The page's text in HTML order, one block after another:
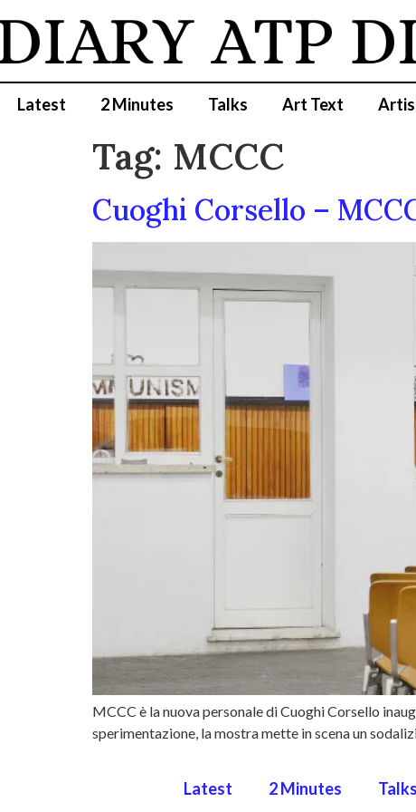
ATP
Latest 2 Minutes Talks Art Text
Tag: MCCC
Cuoghi Corsello –
MCCC è la nuova personale di Cuoghi Corsello
sperimentazione, la mostra mette in scena un
Latest 2 Minutes Talks